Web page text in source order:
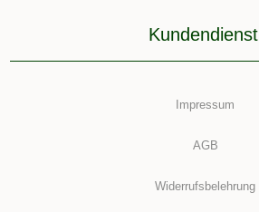
Kundendienst
Impressum
AGB
Widerrufsbelehrung